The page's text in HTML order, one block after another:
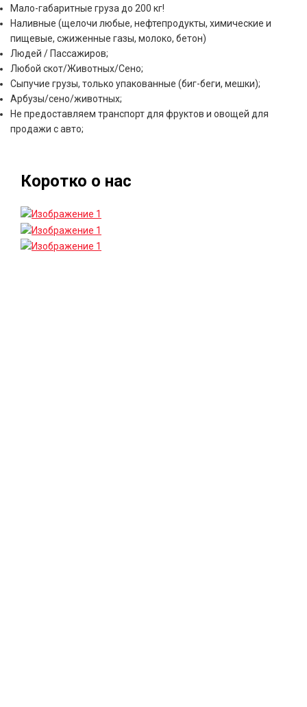
Мало-габаритные груза до 200 кг!
Наливные (щелочи любые, нефтепродукты, химические и
пищевые, сжиженные газы, молоко, бетон)
Людей / Пассажиров;
Любой скот/Животных/Сено;
Сыпучие грузы, только упакованные (биг-беги, мешки);
Арбузы/сено/животных;
Не предоставляем транспорт для фруктов и овощей для
продажи с авто;
Коротко о нас